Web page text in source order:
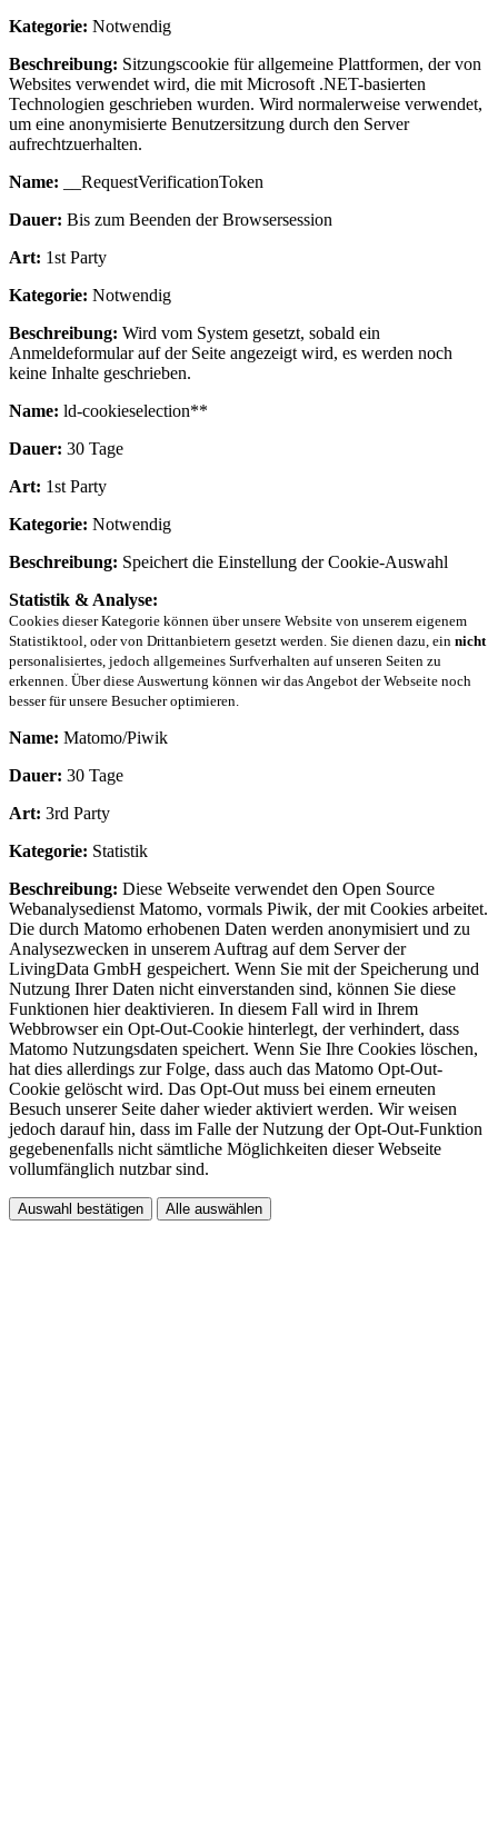
Kategorie: Notwendig
Beschreibung: Sitzungscookie für allgemeine Plattformen, der von
Websites verwendet wird, die mit Microsoft .NET-basierten
Technologien geschrieben wurden. Wird normalerweise verwendet,
um eine anonymisierte Benutzersitzung durch den Server
aufrechtzuerhalten.
Name: __RequestVerificationToken
Dauer: Bis zum Beenden der Browsersession
Art: 1st Party
Kategorie: Notwendig
Beschreibung: Wird vom System gesetzt, sobald ein
Anmeldeformular auf der Seite angezeigt wird, es werden noch
keine Inhalte geschrieben.
Name: ld-cookieselection**
Dauer: 30 Tage
Art: 1st Party
Kategorie: Notwendig
Beschreibung: Speichert die Einstellung der Cookie-Auswahl
Statistik & Analyse:
Cookies dieser Kategorie können über unsere Website von unserem eigenem
Statistiktool, oder von Drittanbietern gesetzt werden. Sie dienen dazu, ein nicht
personalisiertes, jedoch allgemeines Surfverhalten auf unseren Seiten zu
erkennen. Über diese Auswertung können wir das Angebot der Webseite noch
besser für unsere Besucher optimieren.
Name: Matomo/Piwik
Dauer: 30 Tage
Art: 3rd Party
Kategorie: Statistik
Beschreibung: Diese Webseite verwendet den Open Source
Webanalysedienst Matomo, vormals Piwik, der mit Cookies arbeitet.
Die durch Matomo erhobenen Daten werden anonymisiert und zu
Analysezwecken in unserem Auftrag auf dem Server der
LivingData GmbH gespeichert. Wenn Sie mit der Speicherung und
Nutzung Ihrer Daten nicht einverstanden sind, können Sie diese
Funktionen hier deaktivieren. In diesem Fall wird in Ihrem
Webbrowser ein Opt-Out-Cookie hinterlegt, der verhindert, dass
Matomo Nutzungsdaten speichert. Wenn Sie Ihre Cookies löschen,
hat dies allerdings zur Folge, dass auch das Matomo Opt-Out-
Cookie gelöscht wird. Das Opt-Out muss bei einem erneuten
Besuch unserer Seite daher wieder aktiviert werden. Wir weisen
jedoch darauf hin, dass im Falle der Nutzung der Opt-Out-Funktion
gegebenenfalls nicht sämtliche Möglichkeiten dieser Webseite
vollumfänglich nutzbar sind.
Auswahl bestätigen Alle auswählen